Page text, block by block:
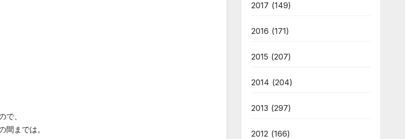
で、
までは。
2017 (149)
2016 (171)
2015 (207)
2014 (204)
2013 (297)
2012 (166)